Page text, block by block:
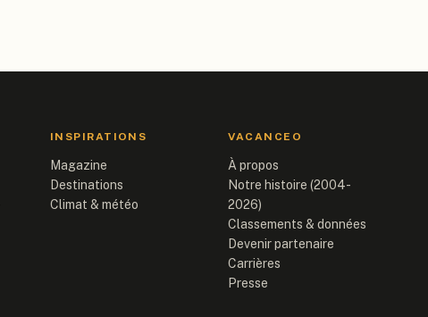
INSPIRATIONS
Magazine
Destinations
Climat & météo
VACANCEO
À propos
Notre histoire (2004-
2026)
Classements & données
Devenir partenaire
Carrières
Presse